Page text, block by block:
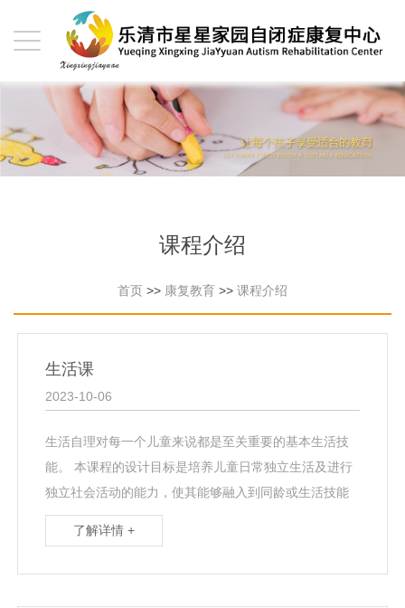
课程介绍
首页 >> 康复教育 >> 课程介绍
生活课
2023-10-06
生活自理对每一个儿童来说都是至关重要的基本生活技
能。 本课程的设计目标是培养儿童日常独立生活及进行
独立社会活动的能力，使其能够融入到同龄或生活技能
相当儿童的生活和学习环境中去，并为其以后的社会自
立奠定···
了解详情 +